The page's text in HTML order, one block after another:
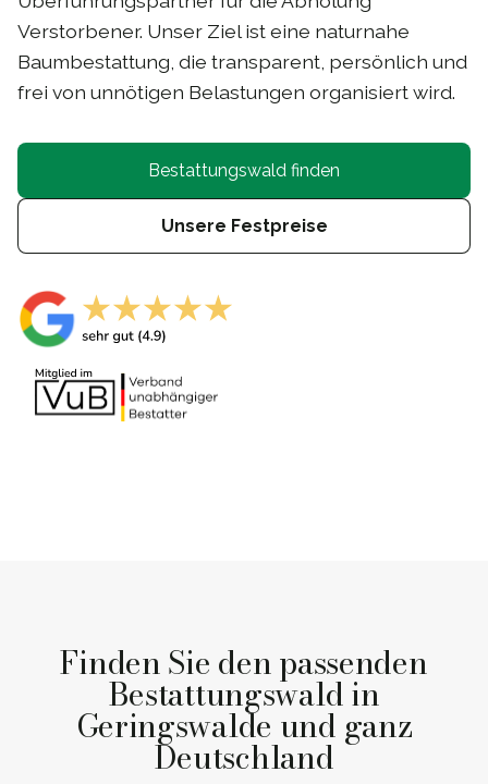
Verstorbener. Unser Ziel ist eine naturnahe
Baumbestattung, die transparent, persönlich und
frei von unnötigen Belastungen organisiert wird.
Bestattungswald finden
Unsere Festpreise
Finden Sie den passenden
Bestattungswald in
Geringswalde und ganz
Deutschland